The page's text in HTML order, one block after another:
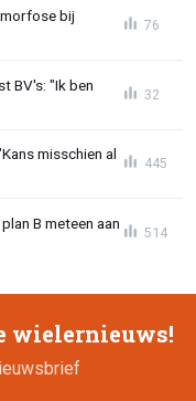
bij
76
BV's: "Ik ben
32
misschien al
445
B meteen aan
514
wielernieuws!